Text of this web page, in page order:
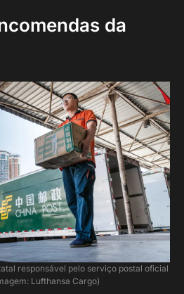
da
responsável pelo serviço postal oficial
Lufthansa Cargo)